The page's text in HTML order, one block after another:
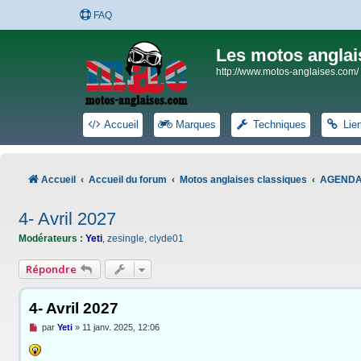
FAQ
Les motos
http://www.motos-anglaises.com/
Accueil Marques Techniques
Accueil Accueil du forum Motos anglaises classiques
4- Avril 2027
Modérateurs : Yeti, zesingle, clyde01
Répondre
4- Avril 2027
M
s
s
par Yeti» 11 janv. 2025, 12:06